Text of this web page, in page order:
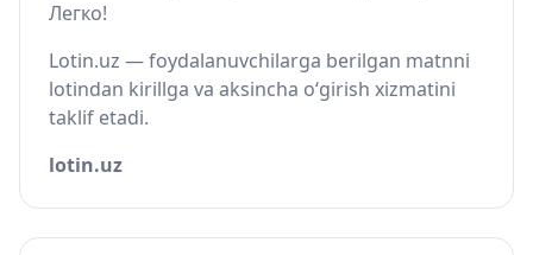
Легко!
Lotin.uz — foydalanuvchilarga berilgan matnni
lotindan kirillga va aksincha o‘girish xizmatini
taklif etadi.
lotin.uz